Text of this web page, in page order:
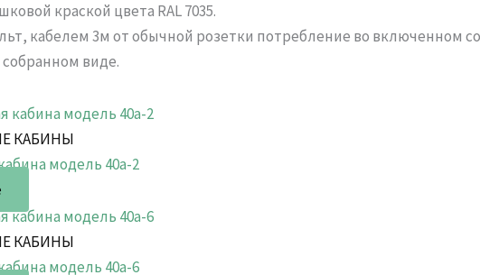
краской цвета RAL 7035.
кабелем 3м от обычной розетки потребление во включенном
виде.
КАБИНЫ
модель 40a-2
КАБИНЫ
модель 40a-6